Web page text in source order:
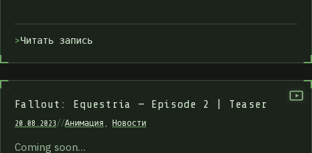
Читать запись
Fallout: Equestria — Episode 2 | Teaser
20.08.2023//Анимация , Новости
Coming soon…